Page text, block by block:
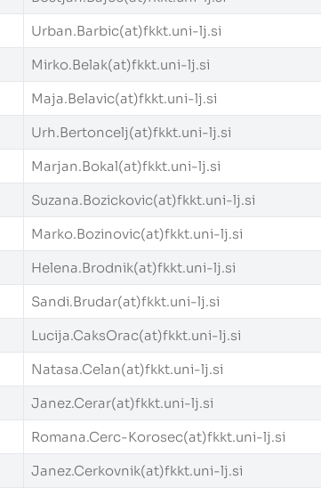
Urban.Barbic(at)fkkt.uni-lj.si
Mirko.Belak(at)fkkt.uni-lj.si
Maja.Belavic(at)fkkt.uni-lj.si
Urh.Bertoncelj(at)fkkt.uni-lj.si
Marjan.Bokal(at)fkkt.uni-lj.si
Suzana.Bozickovic(at)fkkt.uni-lj.si
Marko.Bozinovic(at)fkkt.uni-lj.si
Helena.Brodnik(at)fkkt.uni-lj.si
Sandi.Brudar(at)fkkt.uni-lj.si
Lucija.CaksOrac(at)fkkt.uni-lj.si
Natasa.Celan(at)fkkt.uni-lj.si
Janez.Cerar(at)fkkt.uni-lj.si
Romana.Cerc-Korosec(at)fkkt.uni-lj.si
Janez.Cerkovnik(at)fkkt.uni-lj.si